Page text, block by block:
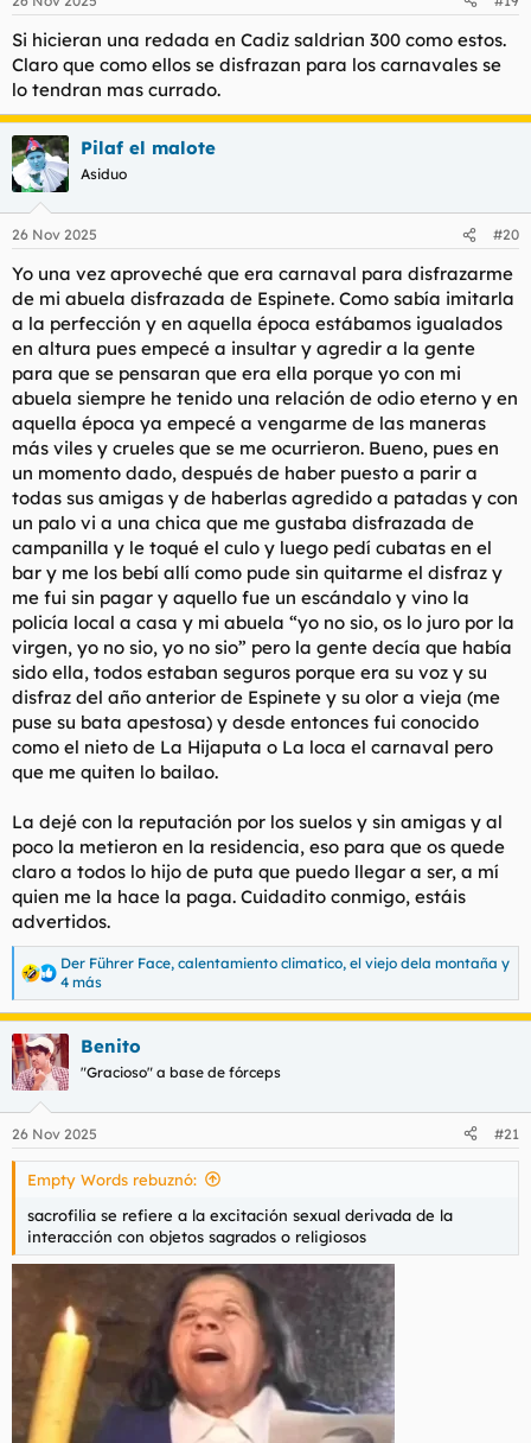
Si hicieran una redada en Cadiz saldrian 300 como estos.
Claro que como ellos se disfrazan para los carnavales se
lo tendran mas currado.
Pilaf el malote
Asiduo
26 Nov 2025 #20
Yo una vez aproveché que era carnaval para disfrazarme
de mi abuela disfrazada de Espinete. Como sabía imitarla
a la perfección y en aquella época estábamos igualados
en altura pues empecé a insultar y agredir a la gente
para que se pensaran que era ella porque yo con mi
abuela siempre he tenido una relación de odio eterno y en
aquella época ya empecé a vengarme de las maneras
más viles y crueles que se me ocurrieron. Bueno, pues en
un momento dado, después de haber puesto a parir a
todas sus amigas y de haberlas agredido a patadas y con
un palo vi a una chica que me gustaba disfrazada de
campanilla y le toqué el culo y luego pedí cubatas en el
bar y me los bebí allí como pude sin quitarme el disfraz y
me fui sin pagar y aquello fue un escándalo y vino la
policía local a casa y mi abuela “yo no sio, os lo juro por la
virgen, yo no sio, yo no sio” pero la gente decía que había
sido ella, todos estaban seguros porque era su voz y su
disfraz del año anterior de Espinete y su olor a vieja (me
puse su bata apestosa) y desde entonces fui conocido
como el nieto de La Hijaputa o La loca el carnaval pero
que me quiten lo bailao.
La dejé con la reputación por los suelos y sin amigas y al
poco la metieron en la residencia, eso para que os quede
claro a todos lo hijo de puta que puedo llegar a ser, a mí
quien me la hace la paga. Cuidadito conmigo, estáis
advertidos.
R
e
a
c
c
i
o
n
e
s
Der Führer Face, calentamiento climatico, el viejo dela montaña y
4 más
Benito
"Gracioso" a base de fórceps
26 Nov 2025 #21
Empty Words rebuznó:
sacrofilia se refiere a la excitación sexual derivada de la
interacción con objetos sagrados o religiosos